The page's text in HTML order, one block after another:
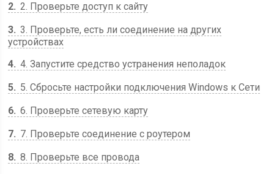
2 2. Проверьте доступ к сайту
3 3. Проверьте, есть ли соединение на других
устройствах
4 4. Запустите средство устранения неполадок
5
5. Сбросьте настройки подключения Windows к Сети
6 6. Проверьте сетевую карту
7
7. Проверьте соединение с роутером
8 8. Проверьте все провода